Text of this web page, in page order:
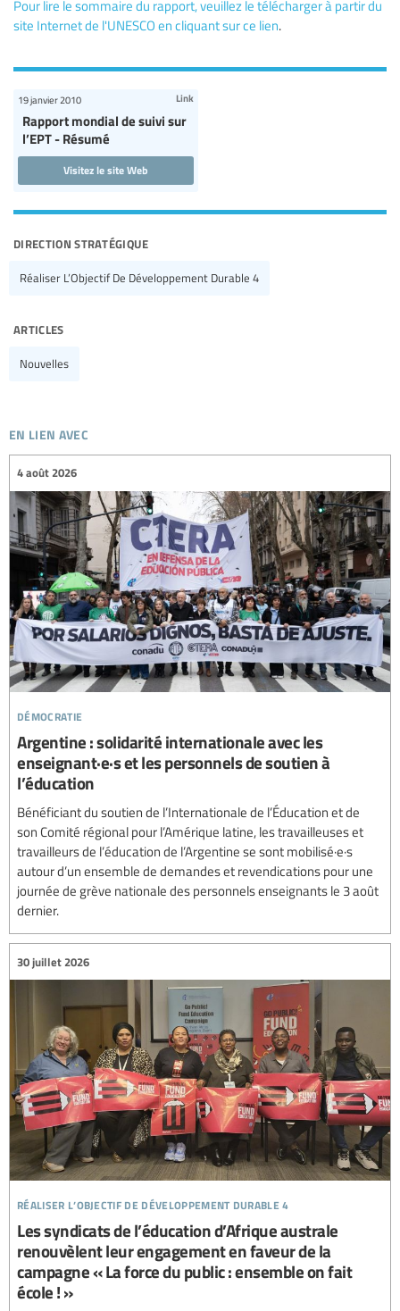
Pour lire le sommaire du rapport, veuillez le télécharger à partir du
site Internet de l'UNESCO en cliquant sur ce lien.
Rapport mondial de suivi sur
l’EPT - Résumé
19 janvier 2010 Link
Visitez le site Web
direction stratégique
Réaliser L’Objectif De Développement Durable 4
articles
Nouvelles
en lien avec
démocratie
4 août 2026
Argentine : solidarité internationale avec les
enseignant·e·s et les personnels de soutien à
l’éducation
Bénéficiant du soutien de l’Internationale de l’Éducation et de
son Comité régional pour l’Amérique latine, les travailleuses et
travailleurs de l’éducation de l’Argentine se sont mobilisé·e·s
autour d’un ensemble de demandes et revendications pour une
journée de grève nationale des personnels enseignants le 3 août
dernier.
réaliser l’objectif de développement durable 4
30 juillet 2026
Les syndicats de l’éducation d’Afrique australe
renouvèlent leur engagement en faveur de la
campagne « La force du public : ensemble on fait
école ! »